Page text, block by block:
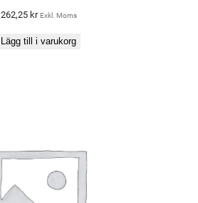
262,25 kr Exkl. Moms
Lägg till i varukorg